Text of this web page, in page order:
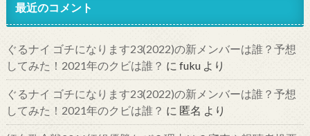
最近のコメント
ぐるナイ ゴチになります23(2022)の新メンバーは誰？予想
してみた！2021年のクビは誰？ に fukuより
ぐるナイ ゴチになります23(2022)の新メンバーは誰？予想
してみた！2021年のクビは誰？ に 匿名 より